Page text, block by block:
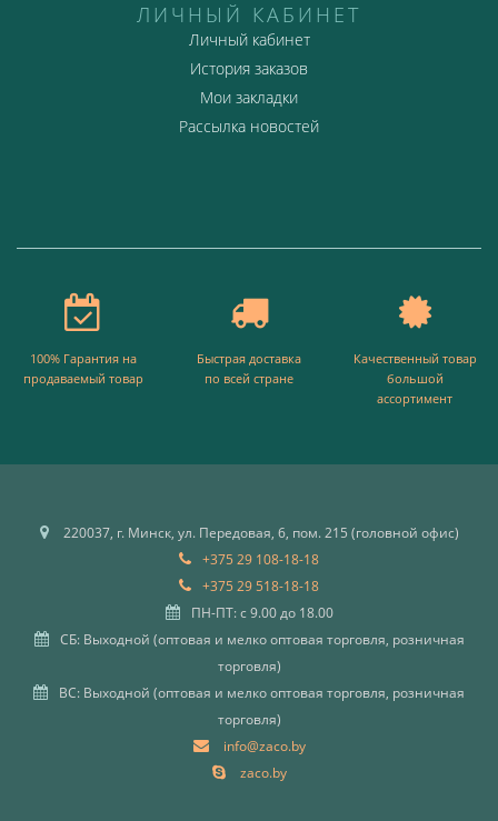
ЛИЧНЫЙ КАБИНЕТ
Личный кабинет
История заказов
Мои закладки
Рассылка новостей
100% Гарантия на
продаваемый товар
Быстрая доставка
по всей стране
Качественный товар
большой
ассортимент
220037, г. Минск, ул. Передовая, 6, пом. 215 (головной офис)
+375 29 108-18-18
+375 29 518-18-18
ПН-ПТ: с 9.00 до 18.00
СБ: Выходной (оптовая и мелко оптовая торговля, розничная
торговля)
ВС: Выходной (оптовая и мелко оптовая торговля, розничная
торговля)
info@zaco.by
zaco.by